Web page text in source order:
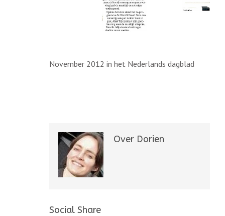
November 2012 in het Nederlands dagblad
Over Dorien
Social Share